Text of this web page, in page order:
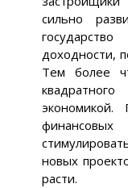
сильно
доходности,
Тем более
финансовых
новых
расти.